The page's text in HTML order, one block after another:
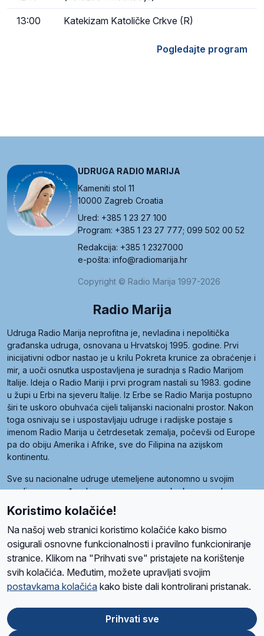
13:00 Katekizam Katoličke Crkve (R)
Pogledajte program
UDRUGA RADIO MARIJA
Kameniti stol 11
10000 Zagreb Croatia
Ured: +385 1 23 27 100
Program: +385 1 23 27 777; 099 502 00 52
Redakcija: +385 1 2327000
e-pošta: info@radiomarija.hr
Copyright © Radio Marija 1997-2026
Radio Marija
Udruga Radio Marija neprofitna je, nevladina i nepolitička
građanska udruga, osnovana u Hrvatskoj 1995. godine. Prvi
inicijativni odbor nastao je u krilu Pokreta krunice za obraćenje i
mir, a uoči osnutka uspostavljena je suradnja s Radio Marijom
Italije. Ideja o Radio Mariji i prvi program nastali su 1983. godine
u župi u Erbi na sjeveru Italije. Iz Erbe se Radio Marija postupno
širi te uskoro obuhvaća cijeli talijanski nacionalni prostor. Nakon
toga osnivaju se i uspostavljaju udruge i radijske postaje s
imenom Radio Marija u četrdesetak zemalja, počevši od Europe
pa do obiju Amerika i Afrike, sve do Filipina na azijskom
kontinentu.
Sve su nacionalne udruge utemeljene autonomno u svojim
zemljama, a međusobna su povezane preko krovne udruge
pod nazivom Svjetska obitelj Radio Marije (World Family of
Radio Maria). Svjetsku obitelj utemeljilo je sedam članica, među
kojima je i hrvatska Udruga Radio Marija.
O namaRadio ProgramVolonteriPrijateljiKontaktPravila privatnosti
Ova stranica je zaštićena Google reCAPTCHA sustavom
Koristimo kolačiće!
Na našoj web stranici koristimo kolačiće kako bismo
osigurali osnovne funkcionalnosti i pravilno funkcioniranje
stranice. Klikom na "Prihvati sve" pristajete na korištenje
svih kolačića. Međutim, možete upravljati svojim
postavkama kolačića kako biste dali kontrolirani pristanak.
Prihvati sve